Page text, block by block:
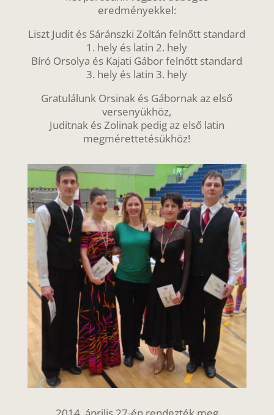
eredményekkel:
Liszt Judit és Sáránszki Zoltán felnőtt standard
1. hely és latin 2. hely
Bíró Orsolya és Kajati Gábor felnőtt standard
3. hely és latin 3. hely
Gratulálunk Orsinak és Gábornak az első
versenyükhöz,
Juditnak és Zolinak pedig az első latin
megmérettetésükhöz!